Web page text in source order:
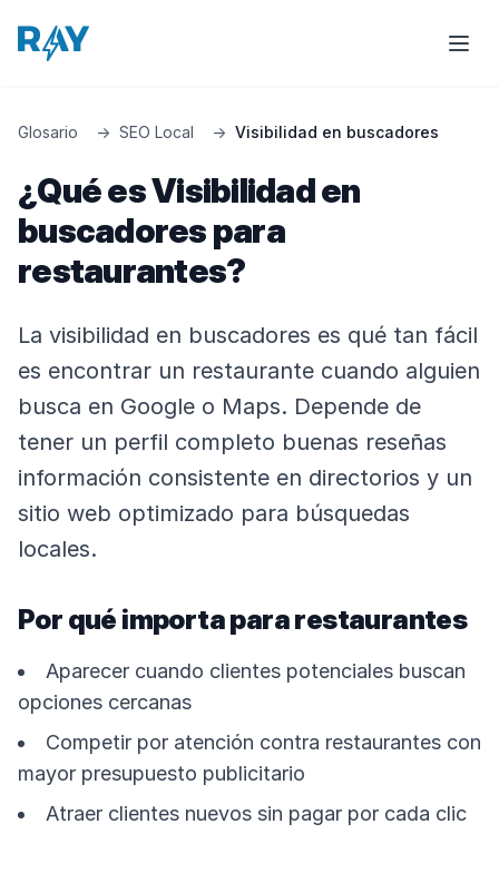
Glosario → SEO Local → Visibilidad en buscadores
¿Qué es Visibilidad en
buscadores para
restaurantes?
La visibilidad en buscadores es qué tan fácil
es encontrar un restaurante cuando alguien
busca en Google o Maps. Depende de
tener un perfil completo buenas reseñas
información consistente en directorios y un
sitio web optimizado para búsquedas
locales.
Por qué importa para restaurantes
Aparecer cuando clientes potenciales buscan
opciones cercanas
Competir por atención contra restaurantes con
mayor presupuesto publicitario
Atraer clientes nuevos sin pagar por cada clic